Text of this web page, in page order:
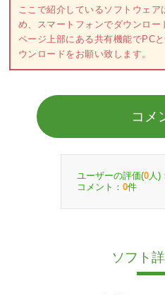
ここで紹介しているソフトウェ
め、スマートフォンでダウンロー
ページ上部にある共有機能でPC
ウンロードをお願い致します。
コメ
ユーザーの評価(0 人)
コメント： 0件
ソフト